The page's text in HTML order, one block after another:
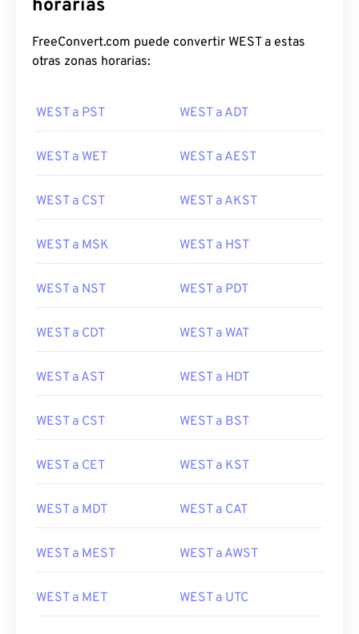
horarias
FreeConvert.com puede convertir WEST a estas
otras zonas horarias:
WEST a PST WEST a ADT
WEST a WET WEST a AEST
WEST a CST WEST a AKST
WEST a MSK WEST a HST
WEST a NST WEST a PDT
WEST a CDT WEST a WAT
WEST a AST WEST a HDT
WEST a CST WEST a BST
WEST a CET WEST a KST
WEST a MDT WEST a CAT
WEST a MEST WEST a AWST
WEST a MET WEST a UTC